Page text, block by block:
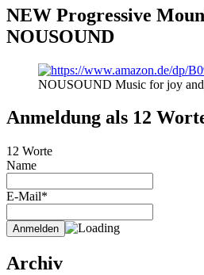
NEW Progressive
NOUSOUND
NOUSOUND Music for joy and
Anmeldung als 12
12 Worte
Name
E-Mail*
Archiv